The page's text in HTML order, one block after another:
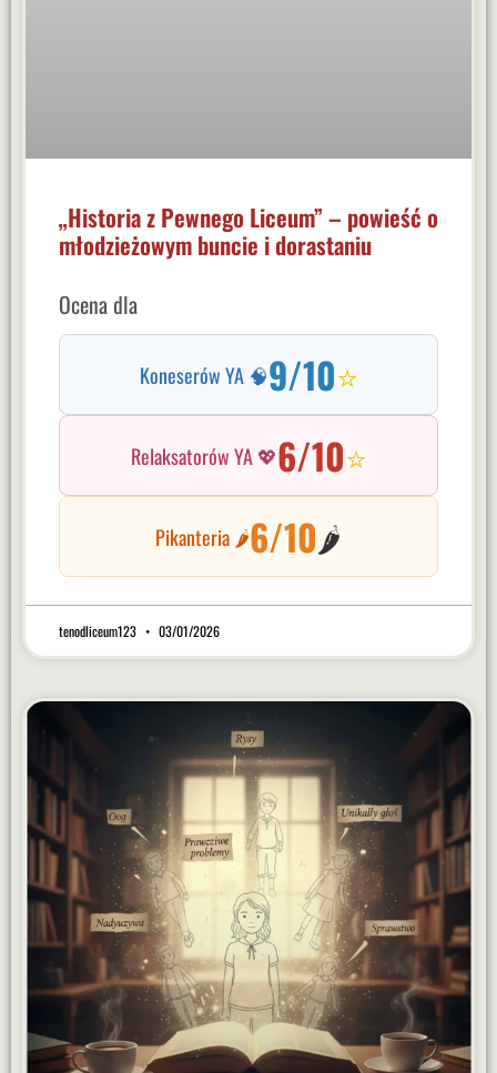
„Historia z Pewnego Liceum” – powieść o
młodzieżowym buncie i dorastaniu
Ocena dla
Koneserów YA 🧠9/10⭐
Relaksatorów YA 💖6/10⭐
Pikanteria 🌶️6/10🌶️
tenodliceum123 03/01/2026